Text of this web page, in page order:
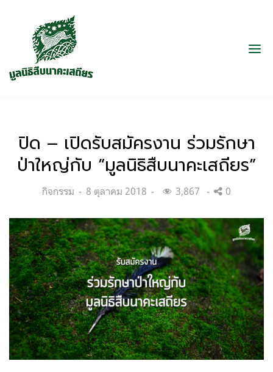
ปิด – เปิดรับสมัครงาน ร่วมรักษา
ป่าใหญ่กับ “มูลนิธิสืบนาคะเสถียร”
Categories:
กิจกรรม
Posted
8 ตุลาคม 2018 3,867 0